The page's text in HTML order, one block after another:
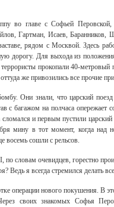
во главе с Софьей Перовской,
Гартман, Исаев, Баранников,
рядом с Москвой. Здесь
дорогу. Для выхода из
прокопали 40-
же привозились все прочие
Они знали, что царский
с багажом на полчаса опережает
и первым пустили
мину в тот момент, когда над
восемь сошли с рельсов.
словам очевидцев, горестно
Ведь я всегда стремился делать
операции нового покушения. В
своих знакомых Софья